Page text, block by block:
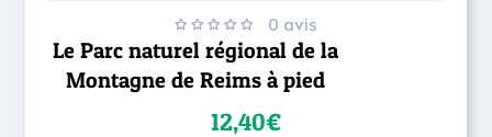
0 avis
Le Parc naturel régional de la
Montagne de Reims à pied
12,40€